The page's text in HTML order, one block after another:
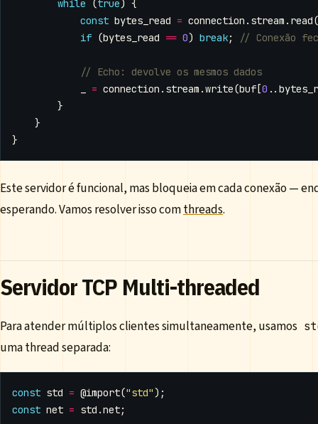
while (true ) {
const bytes_read = connection . stream . read(
if (bytes_read == 0) break;
= connection . stream .write(buf [0 ..
}
}
}
Este servidor é funcional, mas bloqueia em cada conexão —
esperando. Vamos resolver isso comthreads.
Servidor TCP Multi-threaded
Para atender múltiplos clientes simultaneamente, usamos
uma thread separada:
const std = @import("std");
const net = std .net;